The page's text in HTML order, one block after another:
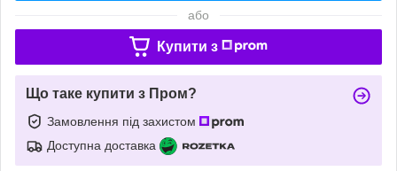
або
Купити з
Що таке купити з Пром?
Замовлення під захистом
Доступна доставка